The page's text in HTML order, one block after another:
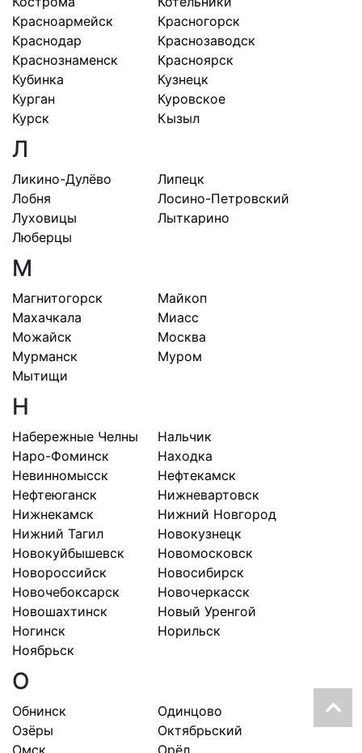
Красноармейск
Красногорск
Краснодар
Краснозаводск
Краснознаменск
Красноярск
Кубинка
Кузнецк
Курган
Куровское
Курск
Кызыл
Л
Ликино-Дулёво
Липецк
Лобня
Лосино-Петровский
Луховицы
Лыткарино
Люберцы
М
Магнитогорск
Майкоп
Махачкала
Миасс
Можайск
Москва
Мурманск
Муром
Мытищи
Н
Набережные Челны
Нальчик
Наро-Фоминск
Находка
Невинномысск
Нефтекамск
Нефтеюганск
Нижневартовск
Нижнекамск
Нижний Новгород
Нижний Тагил
Новокузнецк
Новокуйбышевск
Новомосковск
Новороссийск
Новосибирск
Новочебоксарск
Новочеркасск
Новошахтинск
Новый Уренгой
Ногинск
Норильск
Ноябрьск
О
Обнинск
Одинцово
Озёры
Октябрьский
Омск
Орёл